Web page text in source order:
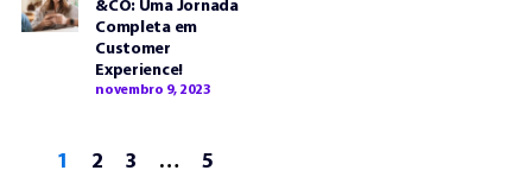
&CO: Uma Jornada
Completa em
Customer
Experience!
novembro 9, 2023
1 2 3 … 5